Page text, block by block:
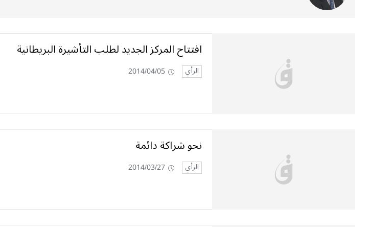
افتتاح المركز الجديد لطلب التأشيرة البريطانية
الرأي 2014/04/05
نحو شراكة دائمة
الرأي 2014/03/27